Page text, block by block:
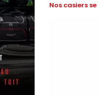
Nos casiers